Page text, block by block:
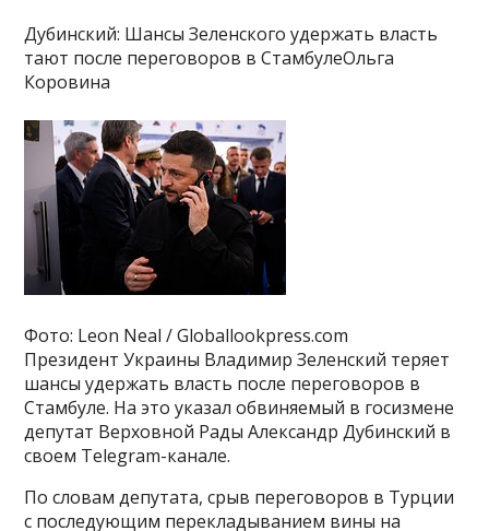
Дубинский: Шансы Зеленского удержать власть
тают после переговоров в СтамбулеОльга
Коровина
Фото: Leon Neal / Globallookpress.com
Президент Украины Владимир Зеленский теряет
шансы удержать власть после переговоров в
Стамбуле. На это указал обвиняемый в госизмене
депутат Верховной Рады Александр Дубинский в
своем Telegram-канале.
По словам депутата, срыв переговоров в Турции
с последующим перекладыванием вины на